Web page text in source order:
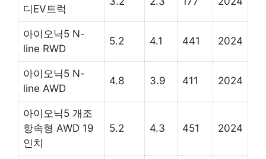
디EV트럭
아이오닉5 N-
line RWD
5.2 4.1 441 2024
아이오닉5 N-
line AWD
4.8 3.9 411 2024
아이오닉5 개조
항속형 AWD 19
인치
5.2 4.3 451 2024